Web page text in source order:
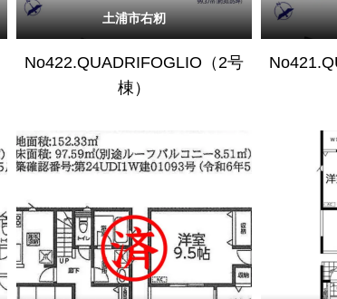
土浦市右籾
No422.QUADRIFOGLIO（2号
棟）